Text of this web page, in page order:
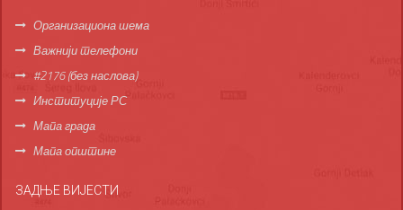
Организациона шема
Важнији телефони
#2176 (без наслова)
Институције РС
Мапа града
Мапа општине
ЗАДЊЕ ВИЈЕСТИ